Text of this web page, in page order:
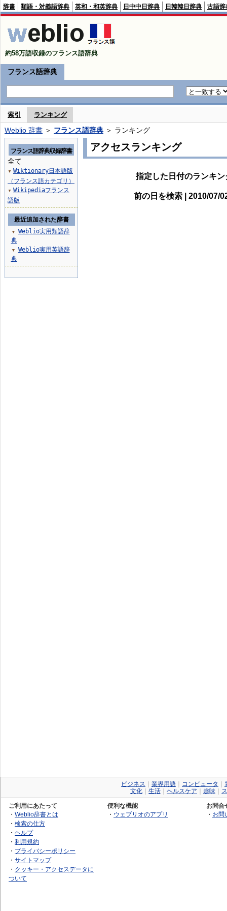
辞書 類語・対義語辞典 英和・和英辞典 日中中日辞典 日韓韓日辞典 古語辞
約58万語収録のフランス語辞典
フランス語辞典
索引 ランキング
Weblio 辞書 ＞ フランス語辞典 ＞ ランキング
アクセスランキング
指定した日付のランキ
前の日を検索 | 2010/07/
フランス語辞典収録辞書
全て
▼ Wiktionary日本語版
（フランス語カテゴリ）
▼ Wikipediaフランス
語版
最近追加された辞書
▼
Weblio実用類語辞
典
▼
Weblio実用英語辞
典
ビジネス 業界用語 コンピュータ
文化
生活 ヘルスケア 趣味
ご利用にあたって
・ Weblio辞書とは
・ 検索の仕方
・ ヘルプ
・ 利用規約
・ プライバシーポリシー
・ サイトマップ
・ クッキー・アクセスデータに
ついて
便利な機能
・ ウェブリオのアプリ
お問合
・ お問